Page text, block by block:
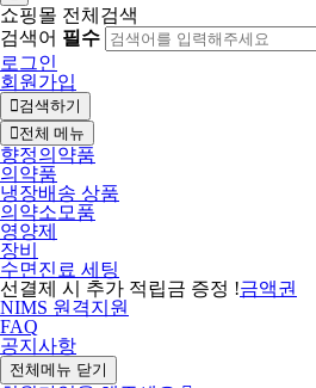
쇼핑몰 전체검색
검색어 필수
로그인
회원가입
검색하기
전체 메뉴
향정의약품
의약품
냉장배송 상품
의약소모품
영양제
장비
수면진료 세팅
선결제 시 추가 적립금 증정 !금액권
NIMS 원격지원
FAQ
공지사항
전체메뉴 닫기